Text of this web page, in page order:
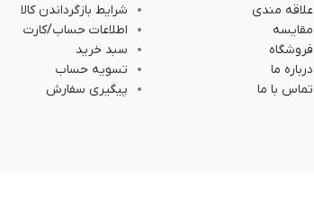
علاقه مندی
مقایسه
فروشگاه
درباره ما
تماس با ما
شرایط بازگرداندن کالا
اطلاعات حساب/کارت
سبد خرید
تسویه حساب
پیگیری سفارش